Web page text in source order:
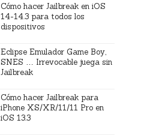
Cómo hacer Jailbreak en iOS
14-14.3 para todos los
dispositivos
Eclipse Emulador Game Boy,
SNES … Irrevocable juega sin
Jailbreak
Cómo hacer Jailbreak para
iPhone XS/XR/11/11 Pro en
iOS 13.3